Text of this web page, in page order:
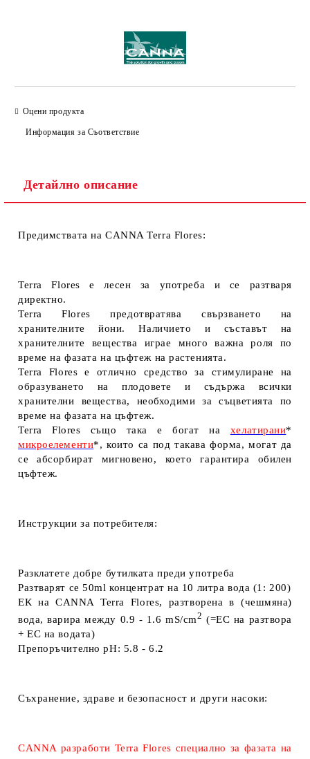
Оцени продукта
Информация за Съответствие
Детайлно описание
Предимствата на CANNA Terra Flores:
Terra Flores е лесен за употреба и се разтваря
директно.
Terra Flores предотвратява свързването на
хранителните йони. Наличието и съставът на
хранителните вещества играе много важна роля по
време на фазата на цъфтеж на растенията.
Terra Flores е отлично средство за стимулиране на
образуването на плодовете и съдържа всички
хранителни вещества, необходими за съцветията по
време на фазата на цъфтеж.
Terra Flores също така е богат на хелатирани*
микроелементи*, които са под такава форма, могат да
се абсорбират мигновено, което гарантира обилен
цъфтеж.
Инструкции за потребителя:
Разклатете добре бутилката преди употреба
Разтварят се50mlконцентрат на 10 литра вода (1: 200)
ЕК на CANNA Terra Flores, разтворена в (чешмяна)
вода, варира между 0.9 - 1.6 mS/cm2 (=EC на разтвора
+ EC на водата)
Препоръчително pH: 5.8 - 6.2
Съхранение, здраве и безопасност и други насоки:
CANNA разработи Terra Flores специално за фазата на